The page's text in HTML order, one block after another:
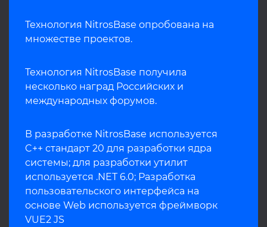
Технология NitrosBase опробована на
множестве проектов.
Технология NitrosBase получила
несколько наград Российских и
международных форумов.
В разработке NitrosBase используется
C++ стандарт 20 для разработки ядра
системы; для разработки утилит
используется .NET 6.0; Разработка
пользовательского интерфейса на
основе Web используется фреймворк
VUE2 JS